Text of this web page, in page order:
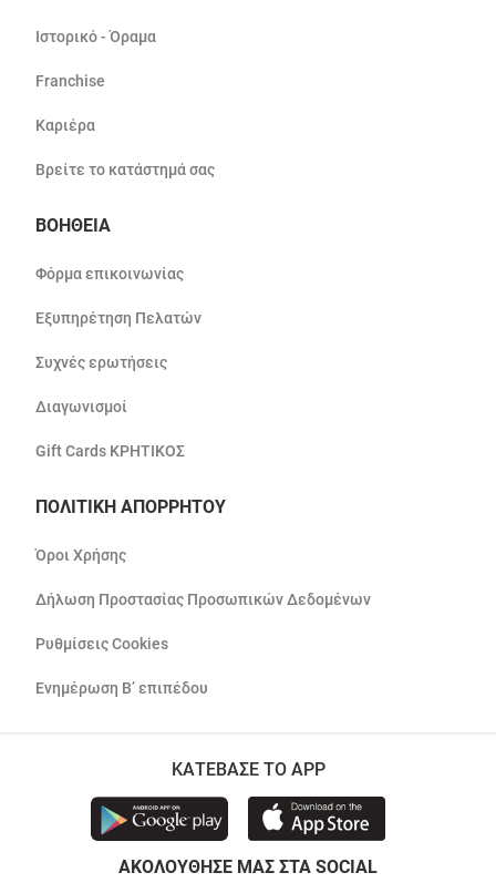
Ιστορικό - Όραμα
Franchise
Καριέρα
Βρείτε το κατάστημά σας
ΒΟΗΘΕΙΑ
Φόρμα επικοινωνίας
Εξυπηρέτηση Πελατών
Συχνές ερωτήσεις
Διαγωνισμοί
Gift Cards ΚΡΗΤΙΚΟΣ
ΠΟΛΙΤΙΚΗ ΑΠΟΡΡΗΤΟΥ
Όροι Χρήσης
Δήλωση Προστασίας Προσωπικών Δεδομένων
Ρυθμίσεις Cookies
Ενημέρωση Β’ επιπέδου
ΚΑΤΕΒΑΣΕ ΤΟ APP
ΑΚΟΛΟΥΘΗΣΕ ΜΑΣ ΣΤΑ SOCIAL